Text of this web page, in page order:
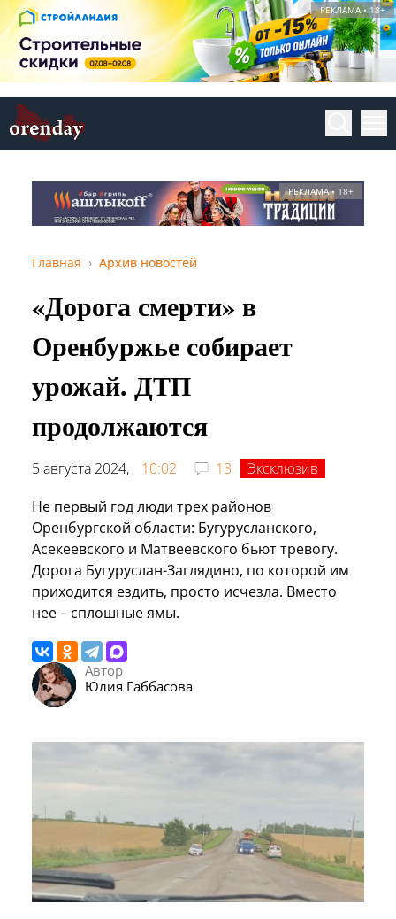
РЕКЛАМА • 18+
РЕКЛАМА • 18+
Главная Архив новостей
«Дорога смерти» в
Оренбуржье собирает
урожай. ДТП
продолжаются
5 августа 2024, 10:02 13
Эксклюзив
Не первый год люди трех районов
Оренбургской области: Бугурусланского,
Асекеевского и Матвеевского бьют тревогу.
Дорога Бугуруслан-Заглядино, по которой им
приходится ездить, просто исчезла. Вместо
нее – сплошные ямы.
Автор
Юлия Габбасова